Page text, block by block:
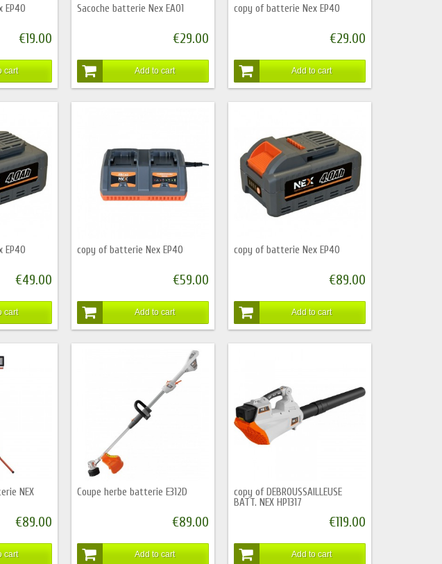
EP40
€19.00
cart
Sacoche batterie Nex EA01
€29.00
Add to cart
copy of batterie Nex EP40
€29.00
Add to cart
EP40
€49.00
cart
copy of batterie Nex EP40
€59.00
Add to cart
copy of batterie Nex EP40
€89.00
Add to cart
NEX
€89.00
cart
Coupe herbe batterie E312D
€89.00
Add to cart
copy of DEBROUSSAILLEUSE
BATT. NEX HP1317
€119.00
Add to cart